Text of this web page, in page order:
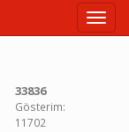
33836
Gösterim:
11702